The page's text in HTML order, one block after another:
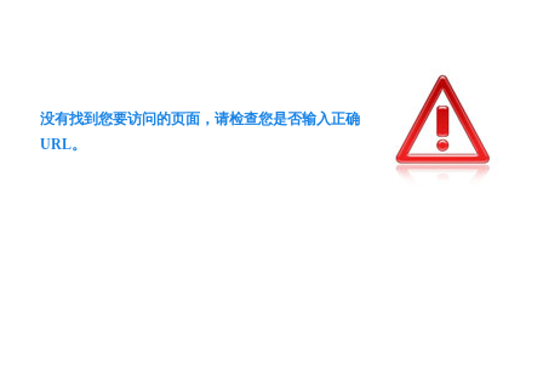
没有找到您要访问的页面，请检查您是否输入正确
URL。